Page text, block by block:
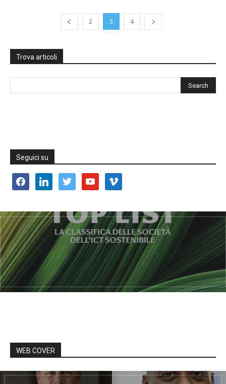
2 3 4
Trova articoli
Seguici su
facebooklinkedin twitter youtube vimeo
WEB COVER